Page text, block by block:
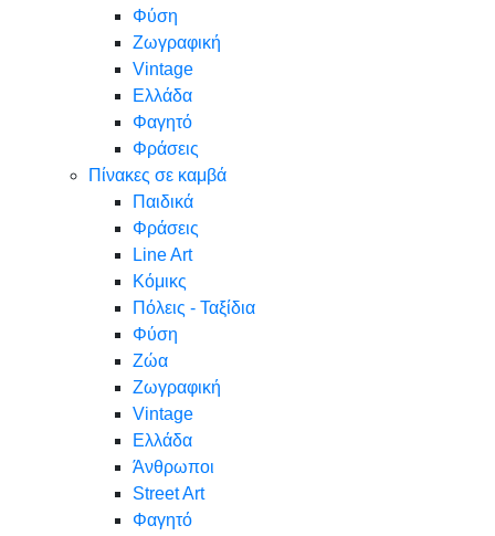
Φύση
Ζωγραφική
Vintage
Ελλάδα
Φαγητό
Φράσεις
Πίνακες σε καμβά
Παιδικά
Φράσεις
Line Art
Κόμικς
Πόλεις - Ταξίδια
Φύση
Ζώα
Ζωγραφική
Vintage
Ελλάδα
Άνθρωποι
Street Art
Φαγητό